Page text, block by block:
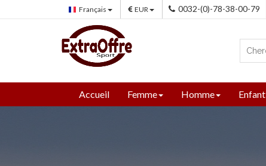
Français EUR 0032-(0)-78-38-00-79
Accueil Femme Homme Enfant